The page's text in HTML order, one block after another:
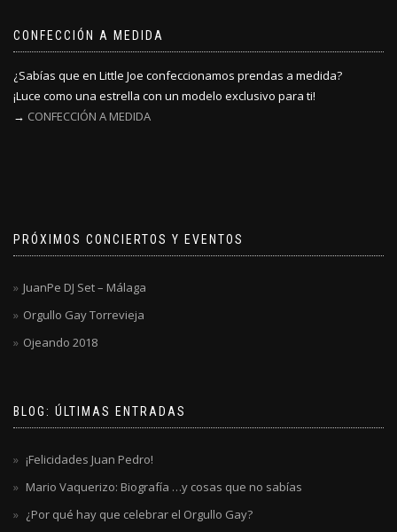
CONFECCIÓN A MEDIDA
¿Sabías que en Little Joe confeccionamos prendas a medida?
¡Luce como una estrella con un modelo exclusivo para ti!
→ CONFECCIÓN A MEDIDA
PRÓXIMOS CONCIERTOS Y EVENTOS
JuanPe DJ Set – Málaga
Orgullo Gay Torrevieja
Ojeando 2018
BLOG: ÚLTIMAS ENTRADAS
¡Felicidades Juan Pedro!
Mario Vaquerizo: Biografía …y cosas que no sabías
¿Por qué hay que celebrar el Orgullo Gay?